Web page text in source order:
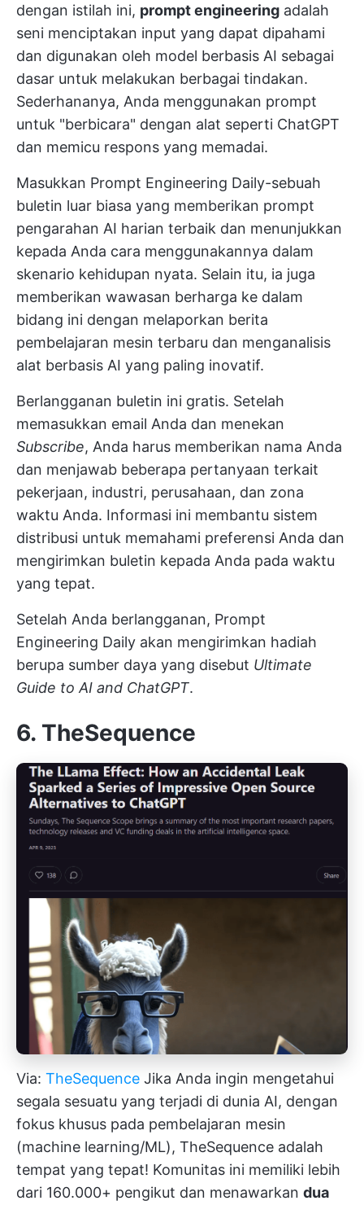
dengan istilah ini, prompt engineering adalah
seni menciptakan input yang dapat dipahami
dan digunakan oleh model berbasis AI sebagai
dasar untuk melakukan berbagai tindakan.
Sederhananya, Anda menggunakan prompt
untuk "berbicara" dengan alat seperti ChatGPT
dan memicu respons yang memadai.
Masukkan Prompt Engineering Daily-sebuah
buletin luar biasa yang memberikan prompt
pengarahan AI harian terbaik dan menunjukkan
kepada Anda cara menggunakannya dalam
skenario kehidupan nyata. Selain itu, ia juga
memberikan wawasan berharga ke dalam
bidang ini dengan melaporkan berita
pembelajaran mesin terbaru dan menganalisis
alat berbasis AI yang paling inovatif.
Berlangganan buletin ini gratis. Setelah
memasukkan email Anda dan menekan
Subscribe, Anda harus memberikan nama Anda
dan menjawab beberapa pertanyaan terkait
pekerjaan, industri, perusahaan, dan zona
waktu Anda. Informasi ini membantu sistem
distribusi untuk memahami preferensi Anda dan
mengirimkan buletin kepada Anda pada waktu
yang tepat.
Setelah Anda berlangganan, Prompt
Engineering Daily akan mengirimkan hadiah
berupa sumber daya yang disebut Ultimate
Guide to AI and ChatGPT.
6. TheSequence
Via: TheSequence Jika Anda ingin mengetahui
segala sesuatu yang terjadi di dunia AI, dengan
fokus khusus pada pembelajaran mesin
(machine learning/ML), TheSequence adalah
tempat yang tepat! Komunitas ini memiliki lebih
dari 160.000+ pengikut dan menawarkan dua